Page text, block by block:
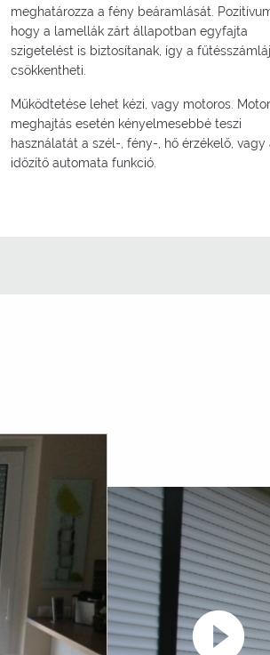
meghatározza a fény beáramlását.
hogy a lamellák zárt állapotban egyfajta
szigetelést is biztosítanak, így a
csökkentheti.
Működtetése lehet kézi, vagy motoros.
meghajtás esetén kényelmesebbé teszi
használatát a szél-, fény-, hő érzékelő, vagy
időzítő automata funkció.